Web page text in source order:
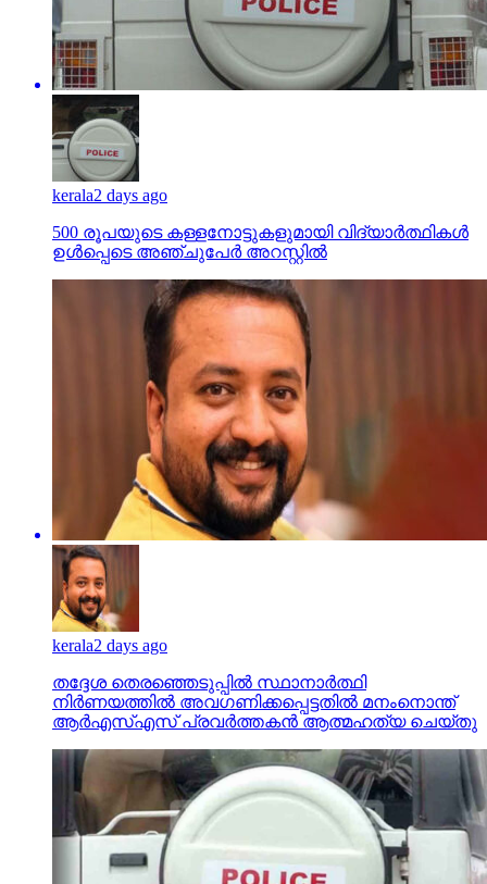
kerala2 days ago
500 രൂപയുടെ കള്ളനോട്ടുകളുമായി വിദ്യാര്‍ത്ഥികള്‍
ഉള്‍പ്പെടെ അഞ്ചുപേര്‍ അറസ്റ്റില്‍
kerala2 days ago
തദ്ദേശ തെരഞ്ഞെടുപ്പില്‍ സ്ഥാനാര്‍ത്ഥി
നിര്‍ണയത്തില്‍ അവഗണിക്കപ്പെട്ടതില്‍ മനംനൊന്ത്
ആര്‍എസ്എസ് പ്രവര്‍ത്തകന്‍ ആത്മഹത്യ ചെയ്തു